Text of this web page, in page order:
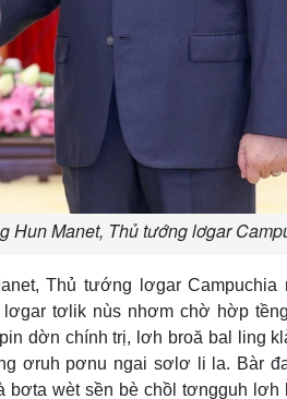
Hun Manet, Thủ tướng lơgar
Thủ tướng lơgar Campuchia
tơlik nùs nhơm chờ hờp
dờn chính trị, lơh broă bal ling
ơruh pơnu ngai sơlơ li la. Bàr
wèt sền bè chồl tơngguh lơh